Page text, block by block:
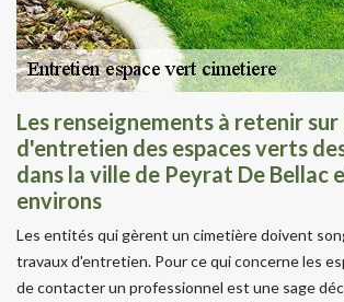
Les renseignements à retenir
d'entretien des espaces verts
dans la ville de Peyrat De Bellac
environs
Les entités qui gèrent un cimetière doivent
travaux d'entretien. Pour ce qui concerne les
de contacter un professionnel est une sage